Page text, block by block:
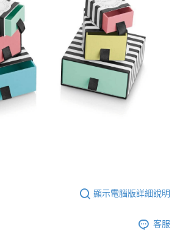
顯示電腦版詳細說明
客服